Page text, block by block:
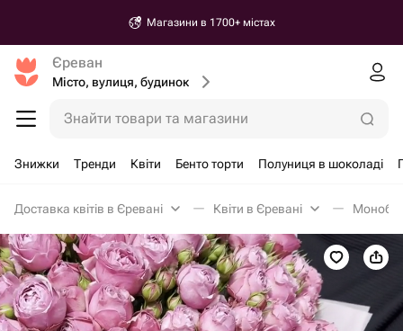
Магазини в 1700+ містах
Єреван
Місто, вулиця, будинок
Знайти товари та магазини
Знижки Тренди Квіти Бенто торти Полуниця в шоколаді
Доставка квітів в Єревані Квіти в Єревані